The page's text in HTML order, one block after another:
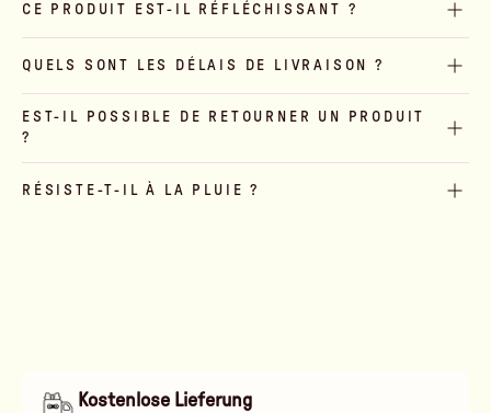
CE PRODUIT EST-IL RÉFLÉCHISSANT ?
QUELS SONT LES DÉLAIS DE LIVRAISON ?
EST-IL POSSIBLE DE RETOURNER UN PRODUIT
?
RÉSISTE-T-IL À LA PLUIE ?
Kostenlose Lieferung